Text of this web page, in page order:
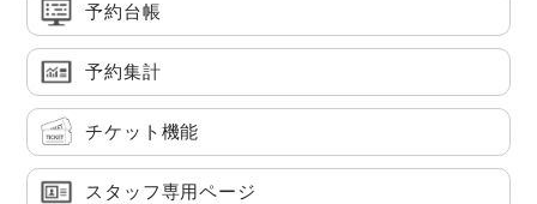
予約台帳
予約集計
チケット機能
スタッフ専用ページ